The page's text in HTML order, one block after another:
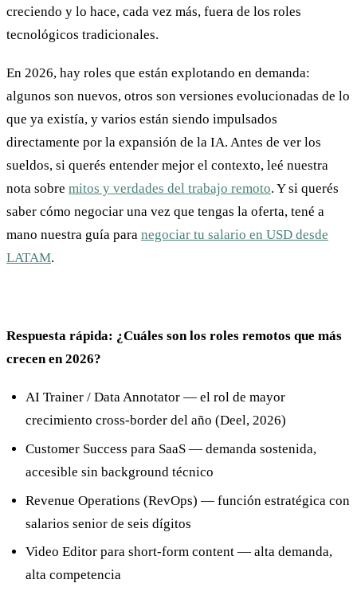
creciendo y lo hace, cada vez más, fuera de los roles
tecnológicos tradicionales.
En 2026, hay roles que están explotando en demanda:
algunos son nuevos, otros son versiones evolucionadas de lo
que ya existía, y varios están siendo impulsados
directamente por la expansión de la IA. Antes de ver los
sueldos, si querés entender mejor el contexto, leé nuestra
nota sobre mitos y verdades del trabajo remoto. Y si querés
saber cómo negociar una vez que tengas la oferta, tené a
mano nuestra guía para negociar tu salario en USD desde
LATAM.
Respuesta rápida: ¿Cuáles son los roles remotos que más
crecen en 2026?
AI Trainer / Data Annotator — el rol de mayor
crecimiento cross-border del año (Deel, 2026)
Customer Success para SaaS — demanda sostenida,
accesible sin background técnico
Revenue Operations (RevOps) — función estratégica con
salarios senior de seis dígitos
Video Editor para short-form content — alta demanda,
alta competencia